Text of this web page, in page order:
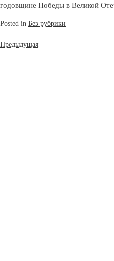
годовщине Победы в Великой
Posted in Без рубрики
Навигация
Предыдущая